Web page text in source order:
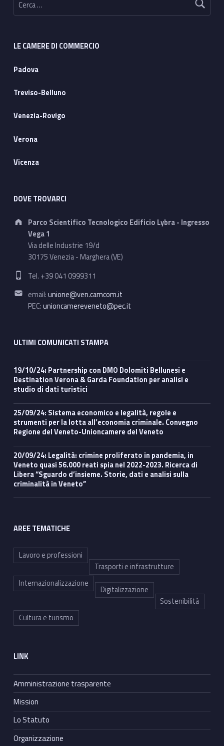
LE CAMERE DI COMMERCIO
Padova
Treviso-Belluno
Venezia-Rovigo
Verona
Vicenza
DOVE TROVARCI
Address:
Parco Scientifico Tecnologico Edificio Lybra - Ingresso
Vega 1
Via delle Industrie 19/d
30175 Venezia - Marghera (VE)
Phone number:
Tel. +39 041 0999311
Email address:
email:unione@ven.camcom.it
PEC:unioncamereveneto@pec.it
ULTIMI COMUNICATI STAMPA
19/10/24: Partnership con DMO Dolomiti Bellunesi e
Destination Verona & Garda Foundation per analisi e
studio di dati turistici
25/09/24: Sistema economico e legalità, regole e
strumenti per la lotta all’economia criminale. Convegno
Regione del Veneto-Unioncamere del Veneto
20/09/24: Legalità: crimine proliferato in pandemia, in
Veneto quasi 56.000 reati spia nel 2022-2023. Ricerca di
Libera “Sguardo d’insieme. Storie, dati e analisi sulla
criminalità in Veneto”
AREE TEMATICHE
Lavoro e professioni
Trasporti e infrastrutture
Internazionalizzazione
Digitalizzazione
Sostenibilità
Cultura e turismo
LINK
Amministrazione trasparente
Mission
Lo Statuto
Organizzazione